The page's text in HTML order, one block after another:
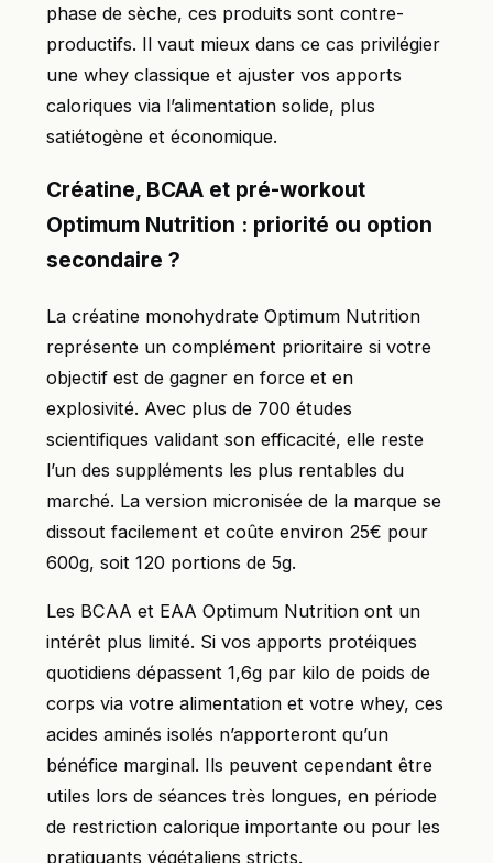
phase de sèche, ces produits sont contre-
productifs. Il vaut mieux dans ce cas privilégier
une whey classique et ajuster vos apports
caloriques via l’alimentation solide, plus
satiétogène et économique.
Créatine, BCAA et pré-workout
Optimum Nutrition : priorité ou option
secondaire ?
La créatine monohydrate Optimum Nutrition
représente un complément prioritaire si votre
objectif est de gagner en force et en
explosivité. Avec plus de 700 études
scientifiques validant son efficacité, elle reste
l’un des suppléments les plus rentables du
marché. La version micronisée de la marque se
dissout facilement et coûte environ 25€ pour
600g, soit 120 portions de 5g.
Les BCAA et EAA Optimum Nutrition ont un
intérêt plus limité. Si vos apports protéiques
quotidiens dépassent 1,6g par kilo de poids de
corps via votre alimentation et votre whey, ces
acides aminés isolés n’apporteront qu’un
bénéfice marginal. Ils peuvent cependant être
utiles lors de séances très longues, en période
de restriction calorique importante ou pour les
pratiquants végétaliens stricts.